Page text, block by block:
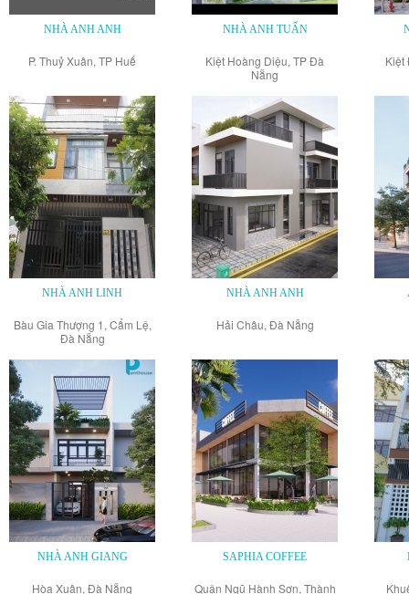
NHÀ ANH ANH
P. Thuỷ Xuân, TP Huế
NHÀ ANH TUẤN
Kiệt Hoàng Diệu, TP Đà
Nẵng
Kiệt
NHÀ ANH LINH
Bàu Gia Thượng 1, Cẩm Lệ,
Đà Nẵng
NHÀ ANH ANH
Hải Châu, Đà Nẵng
NHÀ ANH GIANG
Hòa Xuân, Đà Nẵng
SAPHIA COFFEE
Quận Ngũ Hành Sơn, Thành